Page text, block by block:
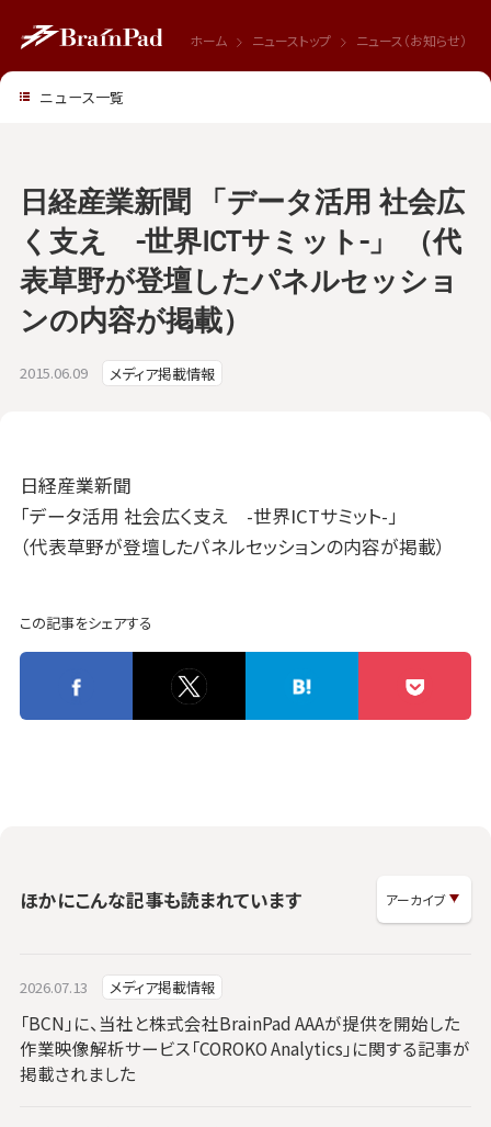
ホーム ニューストップ ニュース（お知らせ）
2015.06.09 メディア掲載情報
日経産業新聞 「データ活用 社会広
く支え -世界ICTサミット-」 （代
表草野が登壇したパネルセッショ
ンの内容が掲載）
日経産業新聞
「データ活用 社会広く支え -世界ICTサミット-」
（代表草野が登壇したパネルセッションの内容が掲載）
この記事をシェアする
ほかにこんな記事も読まれています
2026.07.13 メディア掲載情報
「BCN」に、当社と株式会社BrainPad AAAが提供を開始した
作業映像解析サービス「COROKO Analytics」に関する記事が
掲載されました
ニュース一覧